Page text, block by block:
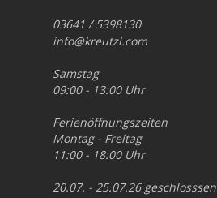
03641 / 5398130
info@kreutzl.com
Samstag
09:00 - 13:00 Uhr
Ferienöffnungszeiten
Montag - Freitag
11:00 - 18:00 Uhr
20.07. - 25.07.26 geschlosssen